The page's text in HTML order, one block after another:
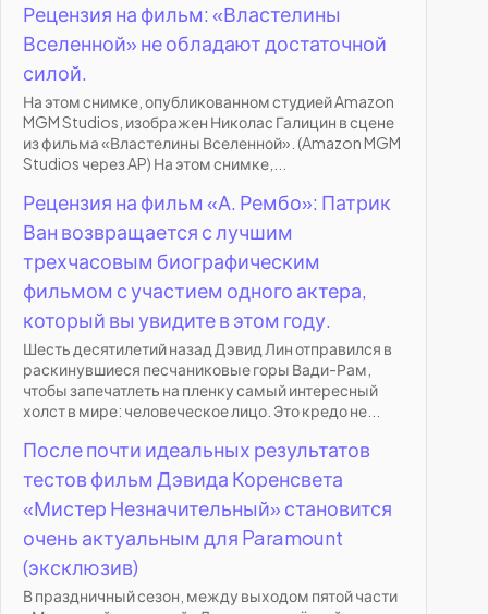
Рецензия на фильм: «Властелины
Вселенной» не обладают достаточной
силой.
На этом снимке, опубликованном студией Amazon
MGM Studios, изображен Николас Галицин в сцене
из фильма «Властелины Вселенной». (Amazon MGM
Studios через AP) На этом снимке,...
Рецензия на фильм «А. Рембо»: Патрик
Ван возвращается с лучшим
трехчасовым биографическим
фильмом с участием одного актера,
который вы увидите в этом году.
Шесть десятилетий назад Дэвид Лин отправился в
раскинувшиеся песчаниковые горы Вади-Рам,
чтобы запечатлеть на пленку самый интересный
холст в мире: человеческое лицо. Это кредо не...
После почти идеальных результатов
тестов фильм Дэвида Коренсвета
«Мистер Незначительный» становится
очень актуальным для Paramount
(эксклюзив)
В праздничный сезон, между выходом пятой части